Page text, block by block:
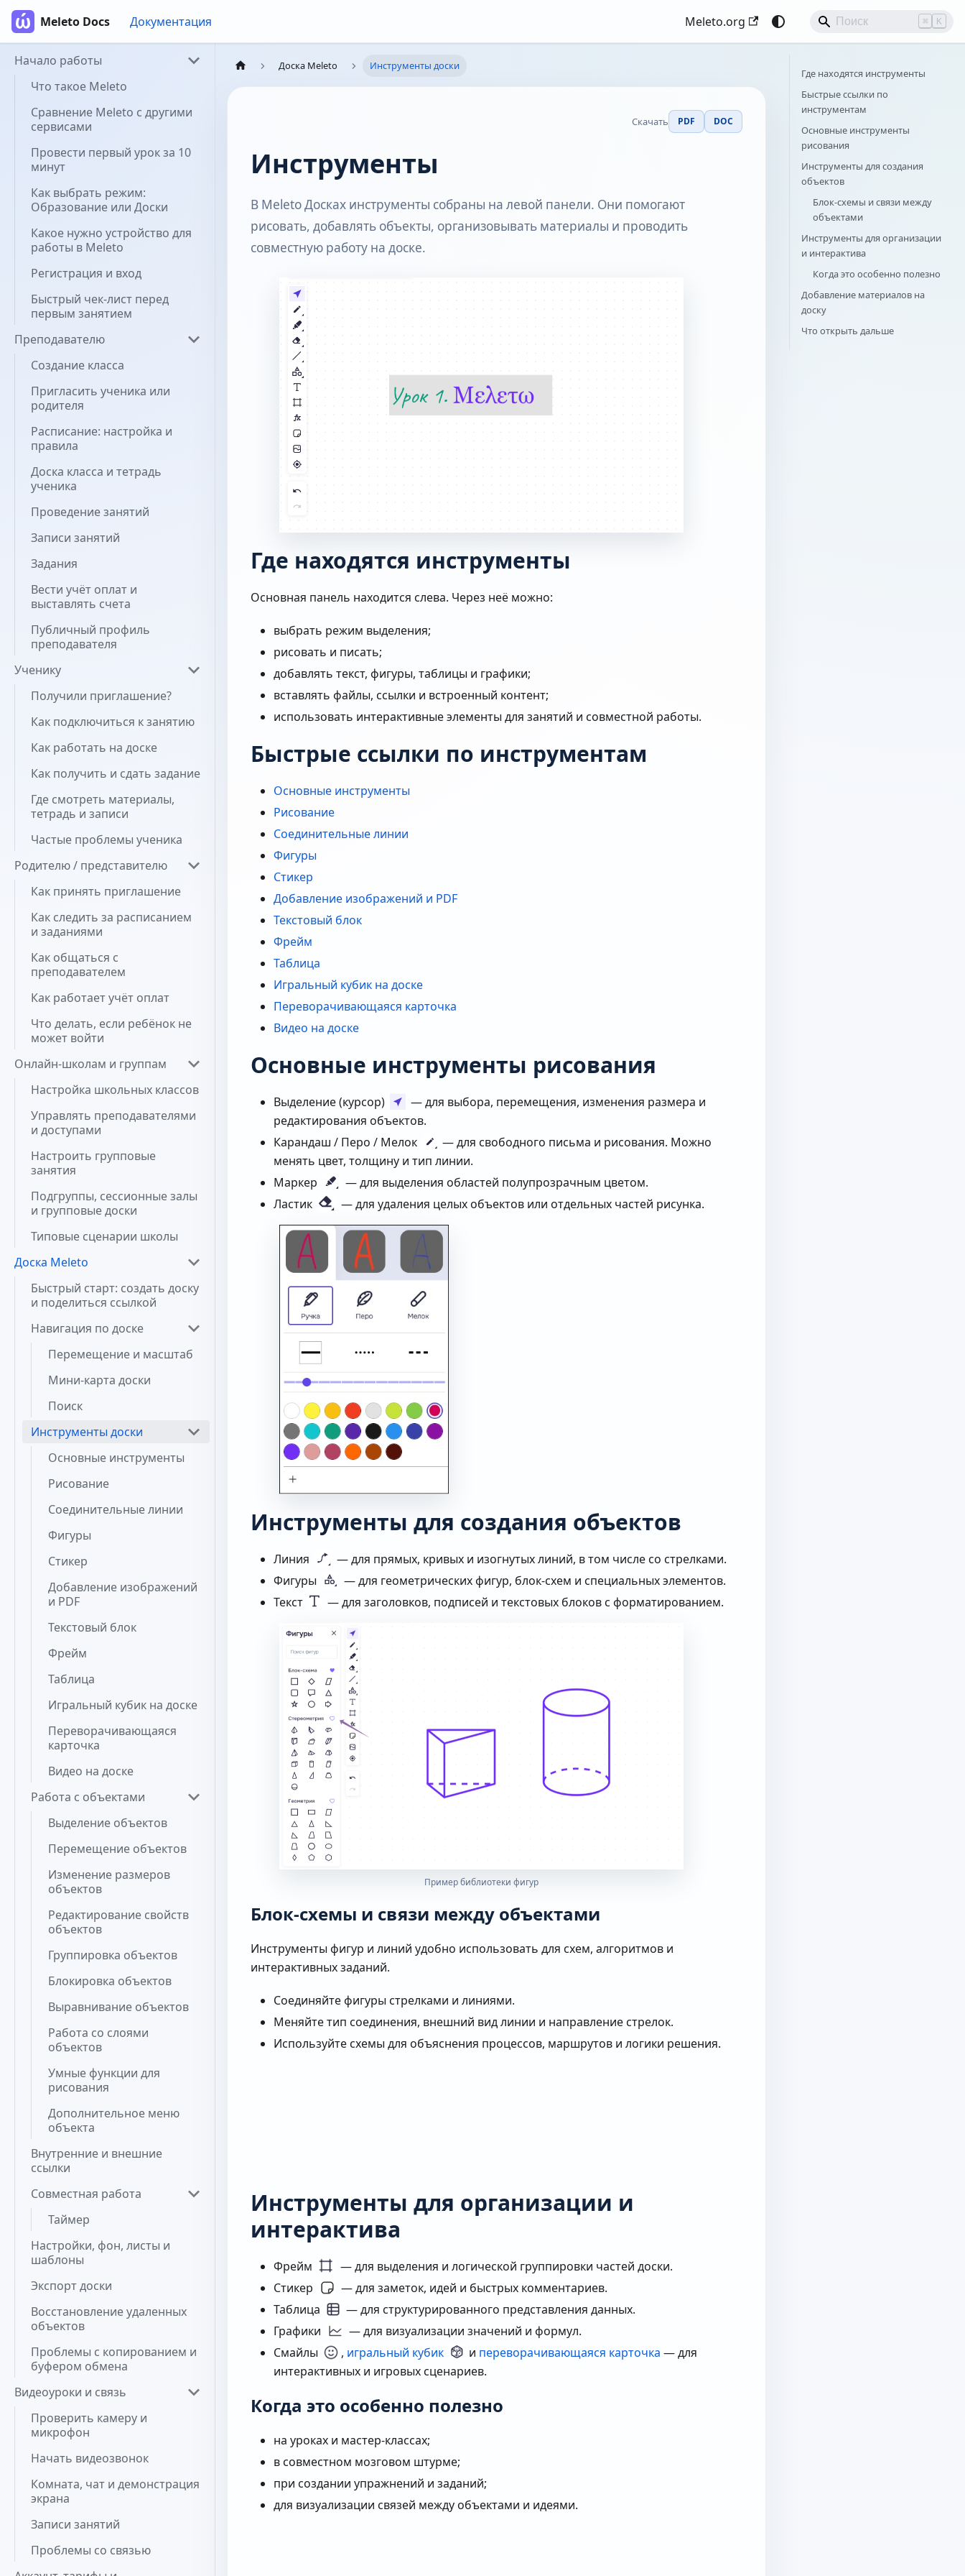
Meleto Docs Документация Meleto.org ⌘ K
Начало работы
Что такое Meleto
Сравнение Meleto с другими
сервисами
Провести первый урок за 10
минут
Как выбрать режим:
Образование или Доски
Какое нужно устройство для
работы в Meleto
Регистрация и вход
Быстрый чек-лист перед
первым занятием
Преподавателю
Создание класса
Пригласить ученика или
родителя
Расписание: настройка и
правила
Доска класса и тетрадь
ученика
Проведение занятий
Записи занятий
Задания
Вести учёт оплат и
выставлять счета
Публичный профиль
преподавателя
Ученику
Получили приглашение?
Как подключиться к занятию
Как работать на доске
Как получить и сдать задание
Где смотреть материалы,
тетрадь и записи
Частые проблемы ученика
Родителю / представителю
Как принять приглашение
Как следить за расписанием
и заданиями
Как общаться с
преподавателем
Как работает учёт оплат
Что делать, если ребёнок не
может войти
Онлайн-школам и группам
Настройка школьных классов
Управлять преподавателями
и доступами
Настроить групповые
занятия
Подгруппы, сессионные залы
и групповые доски
Типовые сценарии школы
Доска Meleto
Быстрый старт: создать доску
и поделиться ссылкой
Навигация по доске
Перемещение и масштаб
Мини-карта доски
Поиск
Инструменты доски
Основные инструменты
Рисование
Соединительные линии
Фигуры
Стикер
Добавление изображений
и PDF
Текстовый блок
Фрейм
Таблица
Игральный кубик на доске
Переворачивающаяся
карточка
Видео на доске
Работа с объектами
Выделение объектов
Перемещение объектов
Изменение размеров
объектов
Редактирование свойств
объектов
Группировка объектов
Блокировка объектов
Выравнивание объектов
Работа со слоями
объектов
Умные функции для
рисования
Дополнительное меню
объекта
Внутренние и внешние
ссылки
Совместная работа
Таймер
Настройки, фон, листы и
шаблоны
Экспорт доски
Восстановление удаленных
объектов
Проблемы с копированием и
буфером обмена
Видеоуроки и связь
Проверить камеру и
микрофон
Начать видеозвонок
Комната, чат и демонстрация
экрана
Записи занятий
Проблемы со связью
Доска Meleto Инструменты доски
Скачать PDF DOC
Инструменты
В Meleto Досках инструменты собраны на левой панели. Они помогают
рисовать, добавлять объекты, организовывать материалы и проводить
совместную работу на доске.
Где находятся инструменты
Основная панель находится слева. Через неё можно:
выбрать режим выделения;
рисовать и писать;
добавлять текст, фигуры, таблицы и графики;
вставлять файлы, ссылки и встроенный контент;
использовать интерактивные элементы для занятий и совместной работы.
Быстрые ссылки по инструментам
Основные инструменты
Рисование
Соединительные линии
Фигуры
Стикер
Добавление изображений и PDF
Текстовый блок
Фрейм
Таблица
Игральный кубик на доске
Переворачивающаяся карточка
Видео на доске
Основные инструменты рисования
Выделение (курсор)
— для выбора, перемещения, изменения размера и
редактирования объектов.
Карандаш / Перо / Мелок
— для свободного письма и рисования. Можно
менять цвет, толщину и тип линии.
Маркер
— для выделения областей полупрозрачным цветом.
Ластик
— для удаления целых объектов или отдельных частей рисунка.
Инструменты для создания объектов
Линия
— для прямых, кривых и изогнутых линий, в том числе со стрелками.
Фигуры
— для геометрических фигур, блок-схем и специальных элементов.
Текст
— для заголовков, подписей и текстовых блоков с форматированием.
Пример библиотеки фигур
Блок-схемы и связи между объектами
Инструменты фигур и линий удобно использовать для схем, алгоритмов и
интерактивных заданий.
Соединяйте фигуры стрелками и линиями.
Меняйте тип соединения, внешний вид линии и направление стрелок.
Используйте схемы для объяснения процессов, маршрутов и логики решения.
Инструменты для организации и
интерактива
Фрейм
— для выделения и логической группировки частей доски.
Стикер
— для заметок, идей и быстрых комментариев.
Таблица
— для структурированного представления данных.
Графики
— для визуализации значений и формул.
Смайлы
, игральный кубик и переворачивающаяся карточка — для
интерактивных и игровых сценариев.
Когда это особенно полезно
на уроках и мастер-классах;
в совместном мозговом штурме;
при создании упражнений и заданий;
для визуализации связей между объектами и идеями.
Где находятся инструменты
Быстрые ссылки по
инструментам
Основные инструменты
рисования
Инструменты для создания
объектов
Блок-схемы и связи между
объектами
Инструменты для организации
и интерактива
Когда это особенно полезно
Добавление материалов на
доску
Что открыть дальше